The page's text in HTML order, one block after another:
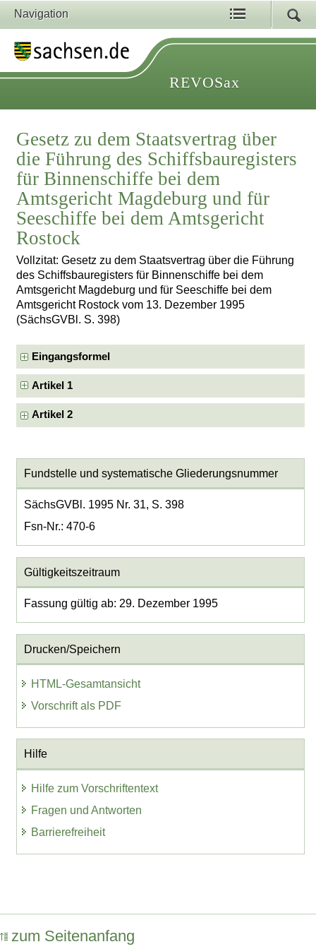
Navigation
REVOSax
Gesetz zu dem Staatsvertrag über
die Führung des Schiffsbauregisters
für Binnenschiffe bei dem
Amtsgericht Magdeburg und für
Seeschiffe bei dem Amtsgericht
Rostock
Vollzitat: Gesetz zu dem Staatsvertrag über die Führung
des Schiffsbauregisters für Binnenschiffe bei dem
Amtsgericht Magdeburg und für Seeschiffe bei dem
Amtsgericht Rostock vom 13. Dezember 1995
(SächsGVBl. S. 398)
Eingangsformel
Artikel 1
Artikel 2
Fundstelle und systematische Gliederungsnummer
SächsGVBl. 1995 Nr. 31, S. 398
Fsn-Nr.: 470-6
Gültigkeitszeitraum
Fassung gültig ab: 29. Dezember 1995
Drucken/Speichern
HTML-Gesamtansicht
Vorschrift als PDF
Hilfe
Hilfe zum Vorschriftentext
Fragen und Antworten
Barrierefreiheit
zum Seitenanfang